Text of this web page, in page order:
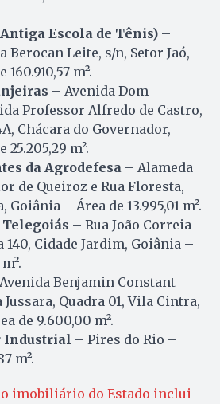
Escola de Tênis) –
Berocan Leite, s/n, Setor Jaó,
m².
– Avenida Dom
Professor Alfredo de Castro,
Chácara do Governador,
m².
da Agrodefesa – Alameda
de Queiroz e Rua Floresta,
– Área de 13.995,01 m².
– Rua João Correia
140, Cidade Jardim, Goiânia –
Benjamin Constant
Quadra 01, Vila Cintra,
de 9.600,00 m².
Industrial – Pires do Rio –
m².
imobiliário do Estado inclui